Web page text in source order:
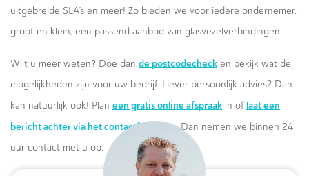
uitgebreide SLA’s en meer! Zo bieden we voor iedere ondernemer,
groot én klein, een passend aanbod van glasvezelverbindingen.
Wilt u meer weten? Doe dan de postcodecheck en bekijk wat de
mogelijkheden zijn voor uw bedrijf. Liever persoonlijk advies? Dan
kan natuurlijk ook! Plan een gratis online afspraak in of laat een
bericht achter via het contactformulier.Dan nemen we binnen 24
uur contact met u op.